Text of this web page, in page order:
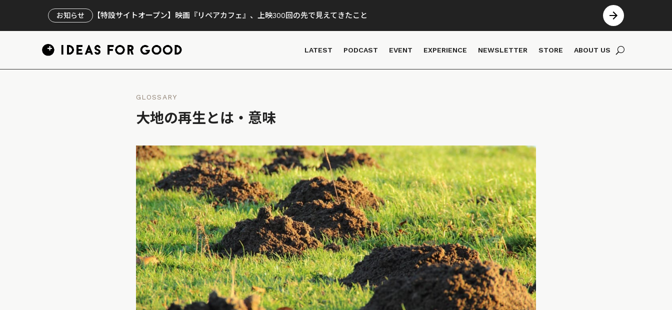
お知らせ 【特設サイトオープン】映画『リペアカフェ』、上映300回の先で見えてきたこと
LATEST PODCAST EVENT EXPERIENCE NEWSLETTER STORE ABOUT US
GLOSSARY
大地の再生とは・意味